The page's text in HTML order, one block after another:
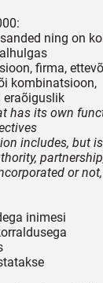
ning on
firma,
kombinatsioon,
eraõiguslik
has its own
includes, but
or
inimesi